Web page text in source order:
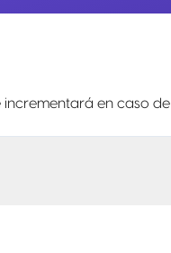
en caso de